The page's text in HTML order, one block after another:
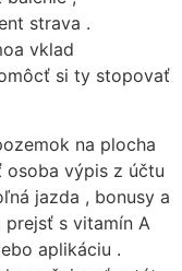
strava .
vklad
si ty stopovať
na plocha
osoba výpis z účtu
jazda , bonusy a
s vitamín A
aplikáciu .